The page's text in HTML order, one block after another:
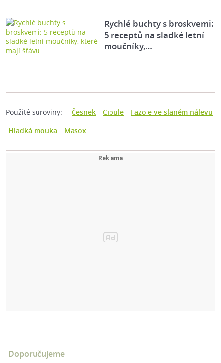
Rychlé buchty s broskvemi:
5 receptů na sladké letní
moučníky,…
Použité suroviny: Česnek Cibule
Fazole ve slaném nálevu
Hladká mouka
Masox
Doporučujeme